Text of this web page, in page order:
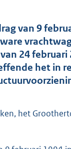
van 9
24
het in
het